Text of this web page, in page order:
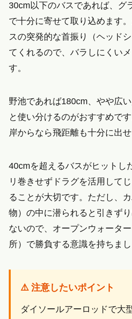
30cm以下のバスであれば、グ
で十分に寄せて取り込めます
スの突発的な首振り（ヘッド
てくれるので、バラしにくい
す。
野池であれば180cm、やや広
と使い分けるのがおすすめで
岸からなら飛距離も十分に出せ
40cmを超えるバスがヒットし
リ巻きせずドラグを活用して
ることが大切です。ただし、
物）の中に潜られると引きず
ないので、オープンウォータ
所）で勝負する意識を持ちまし
⚠️ 注意したいポイント
ダイソールアーロッドで大